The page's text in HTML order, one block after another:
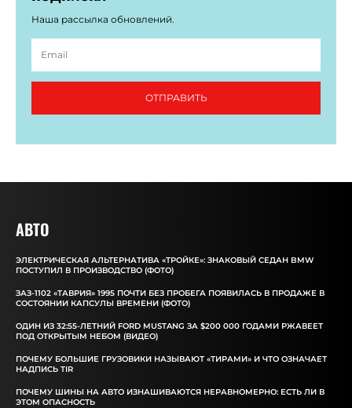
Наша рассылка обновлений.
ОТПРАВИТЬ
АВТО
ЭЛЕКТРИЧЕСКАЯ АЛЬТЕРНАТИВА «ТРОЙКЕ»: ЗНАКОВЫЙ СЕДАН BMW
ПОСТУПИЛ В ПРОИЗВОДСТВО (ФОТО)
ЗАЗ-1102 «ТАВРИЯ» 1995 ПОЧТИ БЕЗ ПРОБЕГА ПОЯВИЛАСЬ В ПРОДАЖЕ В
СОСТОЯНИИ КАПСУЛЫ ВРЕМЕНИ (ФОТО)
ОДИН ИЗ 32:55-ЛЕТНИЙ FORD MUSTANG ЗА $200 000 ГОДАМИ РЖАВЕЕТ
ПОД ОТКРЫТЫМ НЕБОМ (ВИДЕО)
ПОЧЕМУ БОЛЬШИЕ ГРУЗОВИКИ НАЗЫВАЮТ «ТИРАМИ» И ЧТО ОЗНАЧАЕТ
НАДПИСЬ TIR
ПОЧЕМУ ШИНЫ НА АВТО ИЗНАШИВАЮТСЯ НЕРАВНОМЕРНО: ЕСТЬ ЛИ В
ЭТОМ ОПАСНОСТЬ